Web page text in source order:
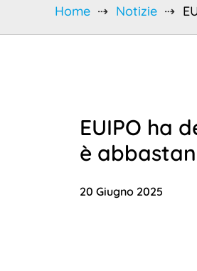
Home Notizie
EUIPO ha
è
20 Giugno 2025